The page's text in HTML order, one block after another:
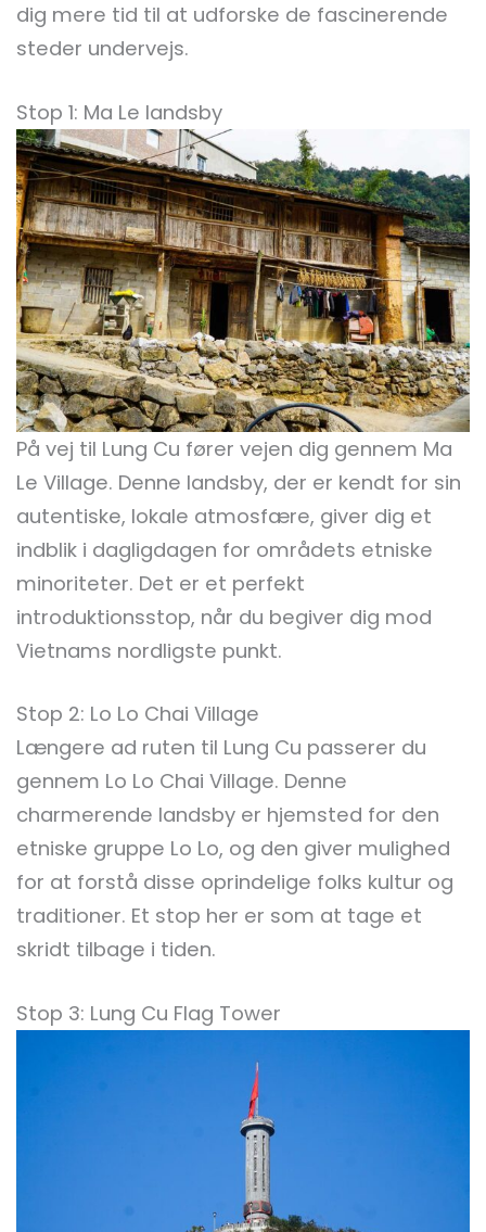
dig mere tid til at udforske de fascinerende
steder undervejs.
Stop 1: Ma Le landsby
På vej til Lung Cu fører vejen dig gennem Ma
Le Village. Denne landsby, der er kendt for sin
autentiske, lokale atmosfære, giver dig et
indblik i dagligdagen for områdets etniske
minoriteter. Det er et perfekt
introduktionsstop, når du begiver dig mod
Vietnams nordligste punkt.
Stop 2: Lo Lo Chai Village
Længere ad ruten til Lung Cu passerer du
gennem Lo Lo Chai Village. Denne
charmerende landsby er hjemsted for den
etniske gruppe Lo Lo, og den giver mulighed
for at forstå disse oprindelige folks kultur og
traditioner. Et stop her er som at tage et
skridt tilbage i tiden.
Stop 3: Lung Cu Flag Tower